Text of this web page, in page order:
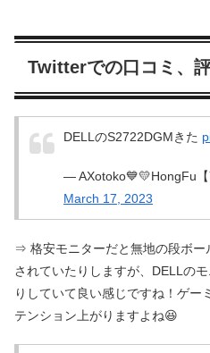
Twitterでの口コミ、
DELLのS2722DGMきた
— AXotoko💙💛HongFu
March 17, 2023
⇒ 格安モニターだと無地の段ボ
されていたりしますが、DELLの
りしていて良い感じですね！ゲー
テンション上がりますよね😆